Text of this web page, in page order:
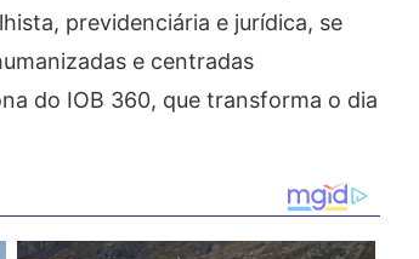
previdenciária e jurídica, se
e centradas
do IOB 360, que transforma o dia